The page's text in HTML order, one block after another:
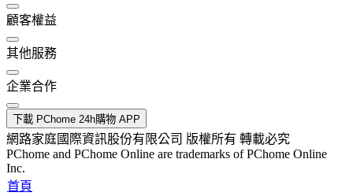
顧客權益
其他服務
企業合作
下載 PChome 24h購物 APP
網路家庭國際資訊股份有限公司 版權所有 轉載必究
PChome and PChome Online are trademarks of PChome Online
Inc.
首頁